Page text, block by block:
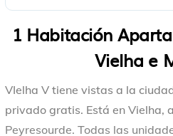
1 Habitación
Vielha e
VIelha V tiene vistas a la
privado gratis. Está en Vielha,
Peyresourde. Todas las